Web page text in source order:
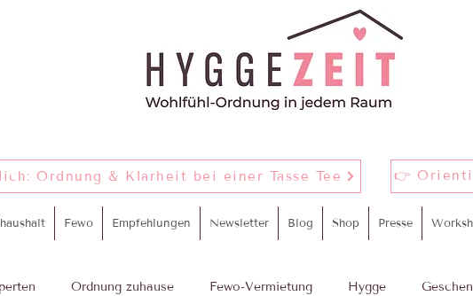
Ordnung & Klarheit bei einer Tasse Tee 👉
Fewo Empfehlungen Newsletter Blog Shop Presse
Ordnung zuhause Fewo-Vermietung Hygge